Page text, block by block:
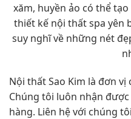
xăm, huyền ảo có thể
thiết kế nội thất spa yên
suy nghĩ về những nét
Nội thất Sao Kim là đơn
Chúng tôi luôn nhận
hàng. Liên hệ với chúng